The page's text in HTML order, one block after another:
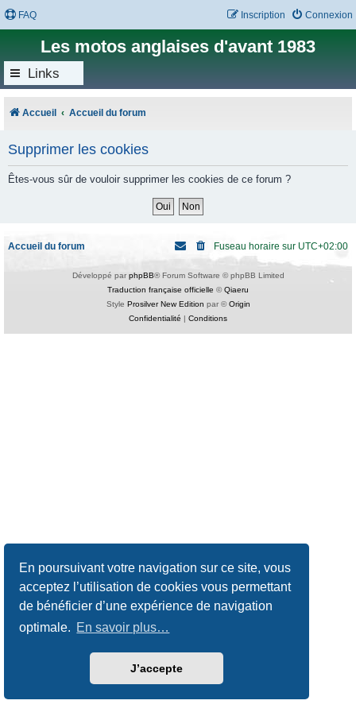
En poursuivant votre navigation sur ce site, vous
acceptez l’utilisation de cookies vous permettant
de bénéficier d’une expérience de navigation
optimale. En savoir plus…
J’accepte
FAQ Connexion
Inscription
Les motos anglaises d'avant 1983
Links
Accueil Accueil du forum
Supprimer les cookies
Êtes-vous sûr de vouloir supprimer les cookies de ce forum ?
Accueil du forum Fuseau horaire sur UTC+02:00
Développé par phpBB® Forum Software © phpBB Limited
Traduction française officielle ©Qiaeru
Style Prosilver New Edition par ©Origin
Confidentialité | Conditions